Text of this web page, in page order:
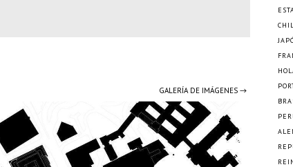
GALERÍA DE IMÁGENES →